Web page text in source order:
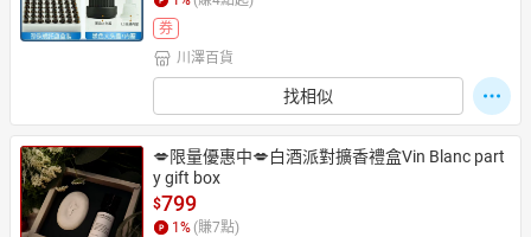
券
川澤百貨
找相似
💋限量優惠中💋白酒派對擴香禮盒Vin Blanc part
y gift box
$799
1 % (賺7點)